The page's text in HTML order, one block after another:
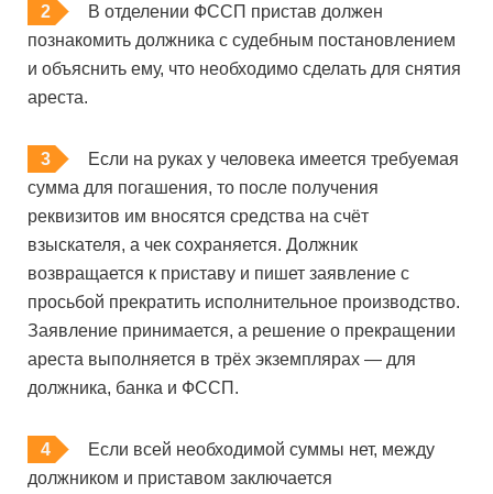
В отделении ФССП пристав должен
познакомить должника с судебным постановлением
и объяснить ему, что необходимо сделать для снятия
ареста.
Если на руках у человека имеется требуемая
сумма для погашения, то после получения
реквизитов им вносятся средства на счёт
взыскателя, а чек сохраняется. Должник
возвращается к приставу и пишет заявление с
просьбой прекратить исполнительное производство.
Заявление принимается, а решение о прекращении
ареста выполняется в трёх экземплярах — для
должника, банка и ФССП.
Если всей необходимой суммы нет, между
должником и приставом заключается